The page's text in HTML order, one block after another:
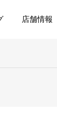
店舗情報